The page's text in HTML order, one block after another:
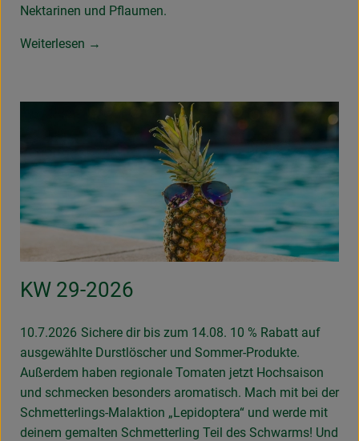
Nektarinen und Pflaumen.
Weiterlesen →
KW 29-2026
10.7.2026 Sichere dir bis zum 14.08. 10 % Rabatt auf
ausgewählte Durstlöscher und Sommer-Produkte.
Außerdem haben regionale Tomaten jetzt Hochsaison
und schmecken besonders aromatisch. Mach mit bei der
Schmetterlings-Malaktion „Lepidoptera“ und werde mit
deinem gemalten Schmetterling Teil des Schwarms! Und